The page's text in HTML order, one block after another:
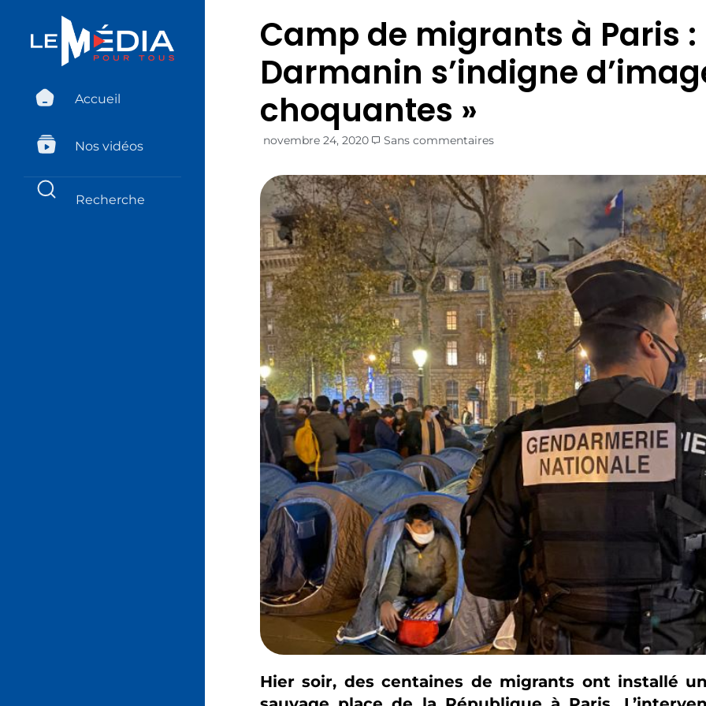
Accueil
Nos vidéos
Camp de migrants à Paris :
Darmanin s’indigne
choquantes »
novembre 24, 2020 Sans commentaires
Hier soir, des centaines de migrants ont installé